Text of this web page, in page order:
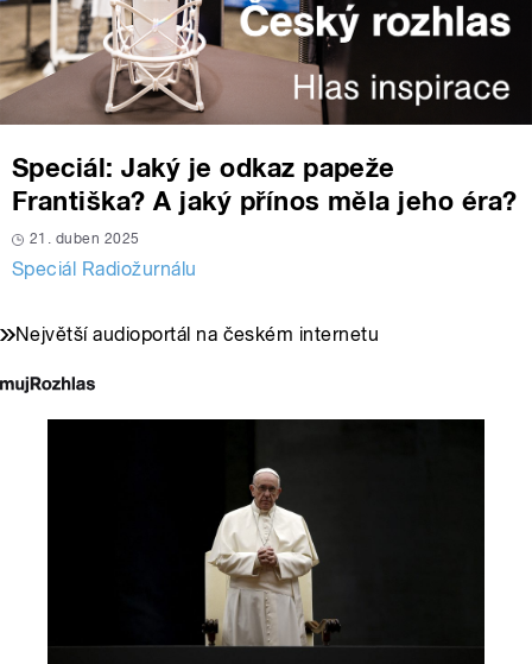
Speciál: Jaký je odkaz papeže
Františka? A jaký přínos měla jeho éra?
21. duben 2025
Speciál Radiožurnálu
Největší audioportál na českém internetu